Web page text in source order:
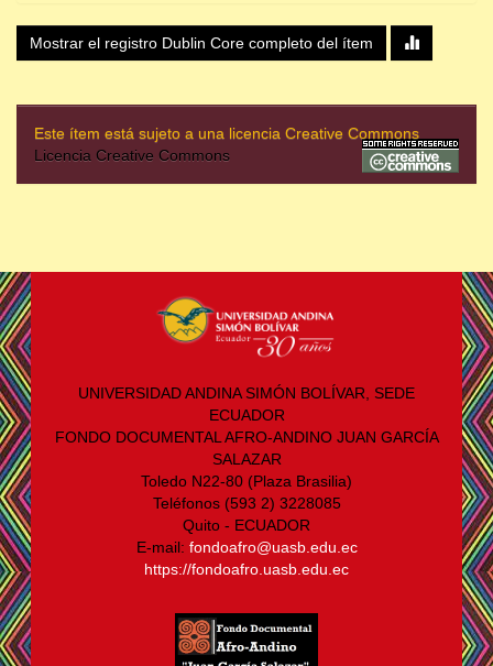
Mostrar el registro Dublin Core completo del ítem
Este ítem está sujeto a una licencia Creative Commons
Licencia Creative Commons
UNIVERSIDAD ANDINA SIMÓN BOLÍVAR, SEDE
ECUADOR
FONDO DOCUMENTAL AFRO-ANDINO JUAN GARCÍA
SALAZAR
Toledo N22-80 (Plaza Brasilia)
Teléfonos (593 2) 3228085
Quito - ECUADOR
E-mail: fondoafro@uasb.edu.ec
https://fondoafro.uasb.edu.ec